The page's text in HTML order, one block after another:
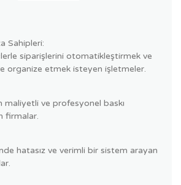
Sahipleri:
siparişlerini otomatikleştirmek ve
organize etmek isteyen işletmeler.
maliyetli ve profesyonel baskı
firmalar.
hatasız ve verimli bir sistem arayan